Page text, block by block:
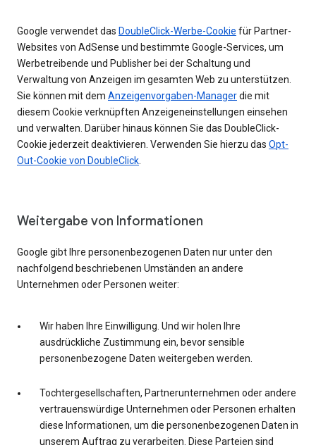
Google verwendet das DoubleClick-Werbe-Cookie für Partner-
Websites von AdSense und bestimmte Google-Services, um
Werbetreibende und Publisher bei der Schaltung und
Verwaltung von Anzeigen im gesamten Web zu unterstützen.
Sie können mit dem Anzeigenvorgaben-Managerdie mit
diesem Cookie verknüpften Anzeigeneinstellungen einsehen
und verwalten. Darüber hinaus können Sie das DoubleClick-
Cookie jederzeit deaktivieren. Verwenden Sie hierzu das Opt-
Out-Cookie von DoubleClick
Weitergabe von Informationen
Google gibt Ihre personenbezogenen Daten nur unter den
nachfolgend beschriebenen Umständen an andere
Unternehmen oder Personen weiter:
Wir haben Ihre Einwilligung. Und wir holen Ihre
ausdrückliche Zustimmung ein, bevor sensible
personenbezogene Daten weitergeben werden.
Tochtergesellschaften, Partnerunternehmen oder andere
vertrauenswürdige Unternehmen oder Personen erhalten
diese Informationen, um die personenbezogenen Daten in
unserem Auftrag zu verarbeiten. Diese Parteien sind